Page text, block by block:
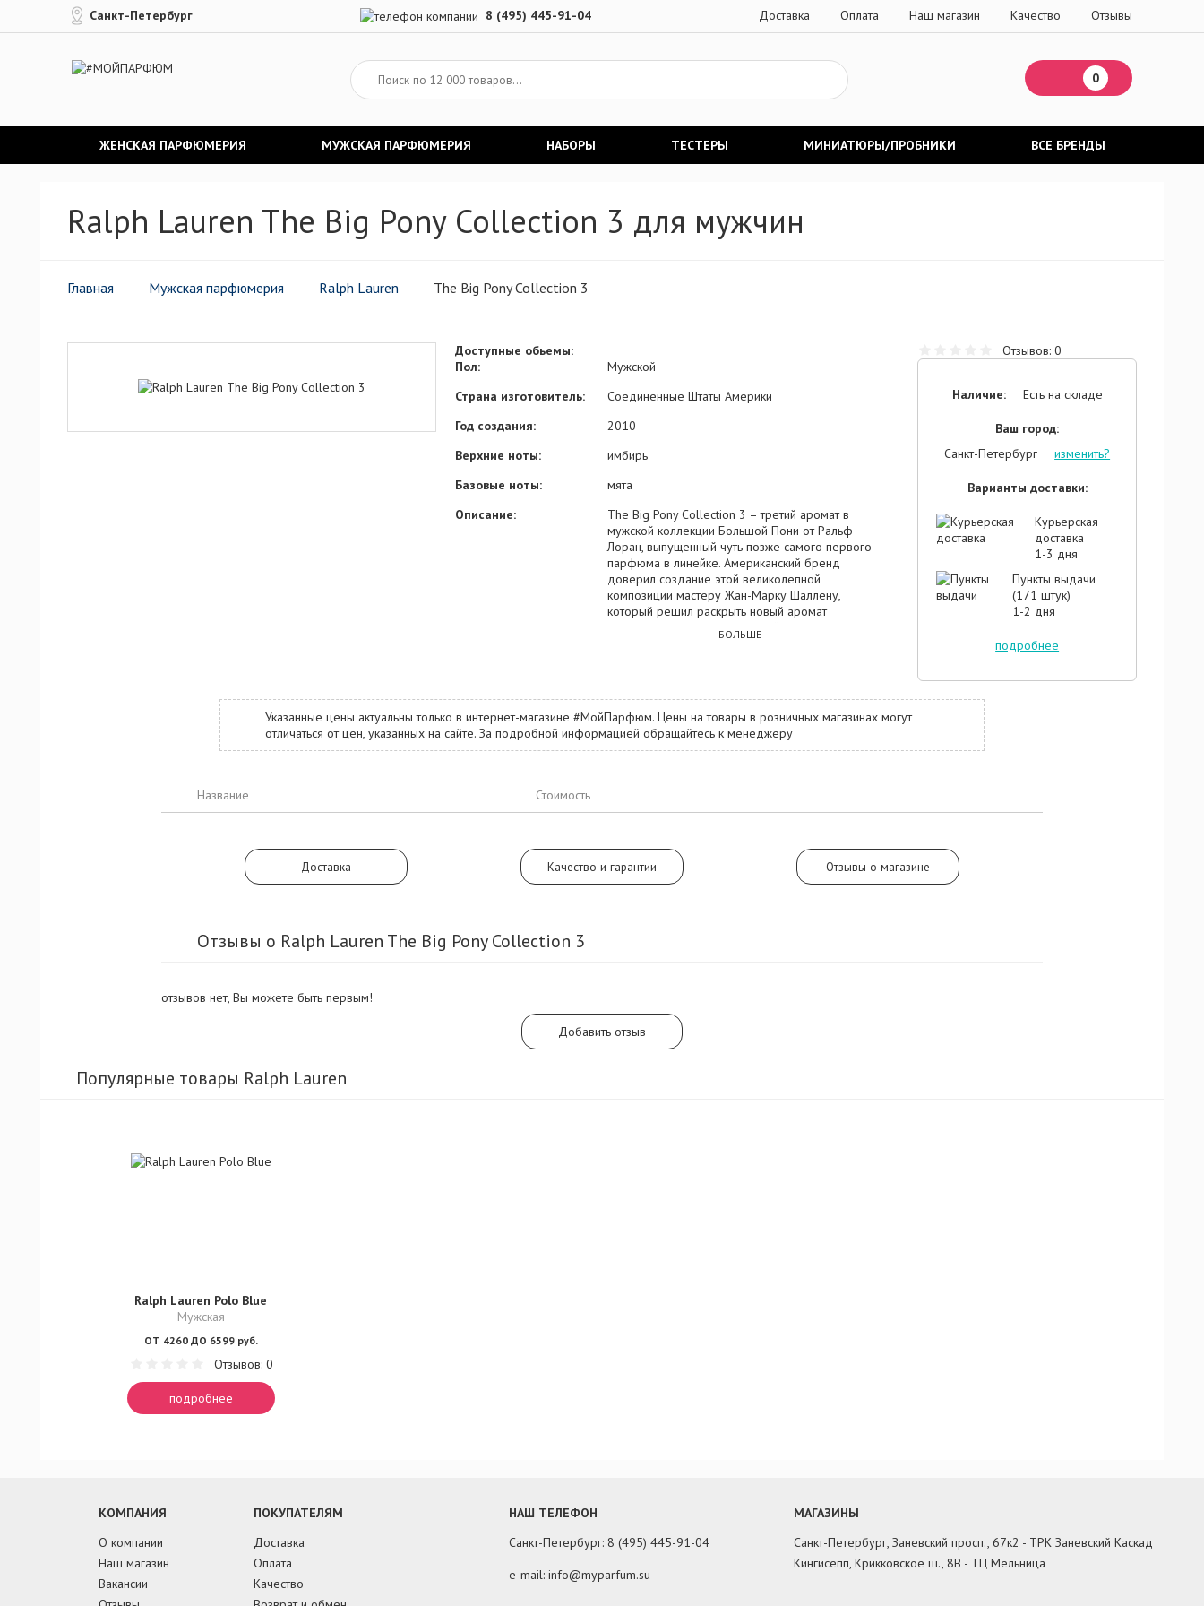
Санкт-Петербург 8 (495) 445-91-04 Доставка Оплата Наш магазин Качество Отзывы
0
ЖЕНСКАЯ ПАРФЮМЕРИЯ МУЖСКАЯ ПАРФЮМЕРИЯ НАБОРЫ ТЕСТЕРЫ МИНИАТЮРЫ/ПРОБНИКИ ВСЕ БРЕНДЫ
Ralph Lauren The Big Pony Collection 3 для мужчин
Главная Мужская парфюмерия Ralph Lauren The Big Pony Collection 3
Доступные обьемы:
Пол:
Мужской
Страна изготовитель:
Соединенные Штаты Америки
Год создания:
2010
Верхние ноты:
имбирь
Базовые ноты:
мята
Описание:
The Big Pony Collection 3 – третий аромат в
мужской коллекции Большой Пони от Ральф
Лоран, выпущенный чуть позже самого первого
парфюма в линейке. Американский бренд
доверил создание этой великолепной
композиции мастеру Жан-Марку Шаллену,
который решил раскрыть новый аромат
посредством фужерно-пряной группы
ингредиентных сочетаний. Парфюм пребывает
сочетаний черносмородиновой ягоды, личи и
небольшого количества розового перца,
создающего привлекательно мягкий и
мяты.
БОЛЬШЕ
Отзывов: 0
Наличие: Есть на складе
Ваш город:
Санкт-Петербург
изменить?
Варианты доставки:
Курьерская
доставка
1-3 дня
Пункты выдачи
(171 штук)
1-2 дня
подробнее
Указанные цены актуальны только в интернет-магазине #МойПарфюм. Цены на товары в розничных магазинах могут
отличаться от цен, указанных на сайте. За подробной информацией обращайтесь к менеджеру
Название Стоимость
Доставка Качество и гарантии Отзывы о магазине
Отзывы о Ralph Lauren The Big Pony Collection 3
отзывов нет, Вы можете быть первым!
Добавить отзыв
Популярные товары Ralph Lauren
Ralph Lauren Polo Blue
Мужская
ОТ 4260 ДО 6599 руб.
Отзывов: 0
подробнее
КОМПАНИЯ
О компании
Наш магазин
Вакансии
ПОКУПАТЕЛЯМ
Доставка
Оплата
Качество
НАШ ТЕЛЕФОН
Санкт-Петербург: 8 (495) 445-91-04
e-mail: info@myparfum.su
МАГАЗИНЫ
Санкт-Петербург, Заневский просп., 67к2 - ТРК Заневский Каскад
Кингисепп, Крикковское ш., 8В - ТЦ Мельница